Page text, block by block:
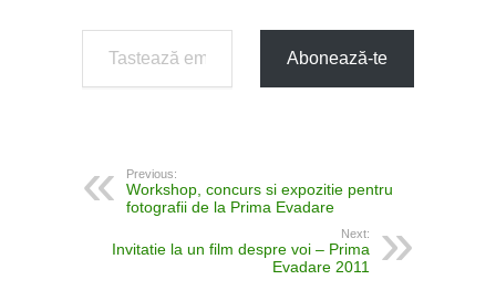
Tastează emailul tău...
Abonează-te
Previous:
Workshop, concurs si expozitie pentru
fotografii de la Prima Evadare
Next:
Invitatie la un film despre voi – Prima
Evadare 2011